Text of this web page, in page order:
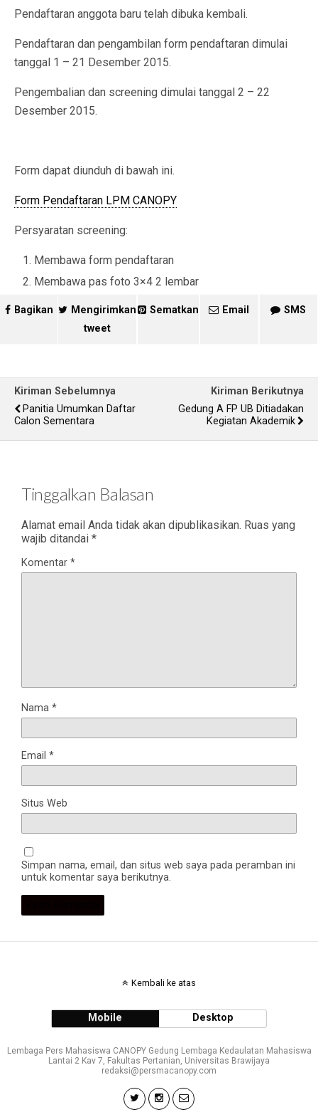
Pendaftaran anggota baru telah dibuka kembali.
Pendaftaran dan pengambilan form pendaftaran dimulai
tanggal 1 – 21 Desember 2015.
Pengembalian dan screening dimulai tanggal 2 – 22
Desember 2015.
Form dapat diunduh di bawah ini.
Form Pendaftaran LPM CANOPY
Persyaratan screening:
Membawa form pendaftaran
Membawa pas foto 3×4 2 lembar
Bagikan
Mengirimkan
tweet
Sematkan Email SMS
Kiriman Sebelumnya
Panitia Umumkan Daftar
Calon Sementara
Kiriman Berikutnya
Gedung A FP UB Ditiadakan
Kegiatan Akademik
Tinggalkan Balasan
Alamat email Anda tidak akan dipublikasikan. Ruas yang
wajib ditandai *
Komentar *
Nama *
Email *
Situs Web
Simpan nama, email, dan situs web saya pada peramban ini
untuk komentar saya berikutnya.
Kembali ke atas
Mobile Desktop
Lembaga Pers Mahasiswa CANOPY Gedung Lembaga Kedaulatan Mahasiswa
Lantai 2 Kav 7, Fakultas Pertanian, Universitas Brawijaya
redaksi@persmacanopy.com